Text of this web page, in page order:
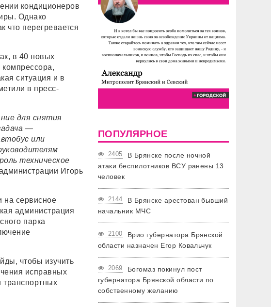
кондиционеров
Однако
что перегревается
в 40 новых
компрессора,
ситуация и в
в пресс-
для снятия
—
или
техническое
Игорь
на сервисное
администрация
парка
чтобы изучить
исправных
транспортных
ПОПУЛЯРНОЕ
2405
В Брянске после ночной
атаки беспилотников ВСУ ранены 13
человек
2144
В Брянске арестован бывший
начальник МЧС
2100
Врио губернатора Брянской
области назначен Егор Ковальчук
2069
Богомаз покинул пост
губернатора Брянской области по
собственному желанию